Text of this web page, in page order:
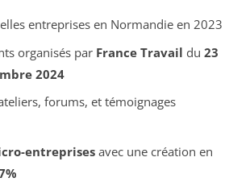
entreprises en Normandie en 2023
organisés par France Travail du 23
2024
forums, et témoignages
entreprisesavec une création en